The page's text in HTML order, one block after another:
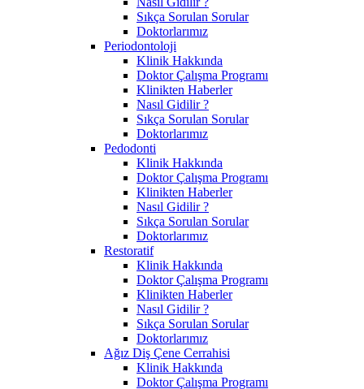
Sıkça Sorulan Sorular
Doktorlarımız
Periodontoloji
Klinik Hakkında
Doktor Çalışma Programı
Klinikten Haberler
Nasıl Gidilir ?
Sıkça Sorulan Sorular
Doktorlarımız
Pedodonti
Klinik Hakkında
Doktor Çalışma Programı
Klinikten Haberler
Nasıl Gidilir ?
Sıkça Sorulan Sorular
Doktorlarımız
Restoratif
Klinik Hakkında
Doktor Çalışma Programı
Klinikten Haberler
Nasıl Gidilir ?
Sıkça Sorulan Sorular
Doktorlarımız
Ağız Diş Çene Cerrahisi
Klinik Hakkında
Doktor Çalışma Programı